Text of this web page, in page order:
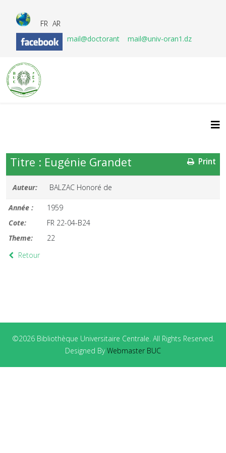
FR AR
mail@doctorant
mail@univ-oran1.dz
Print
Titre : Eugénie Grandet
Auteur: BALZAC Honoré de
Année :
1959
Cote:
FR 22-04-B24
Theme:
22
Retour
©2026 Bibliothèque Universitaire Centrale. All Rights Reserved.
Designed ByWebmaster BUC